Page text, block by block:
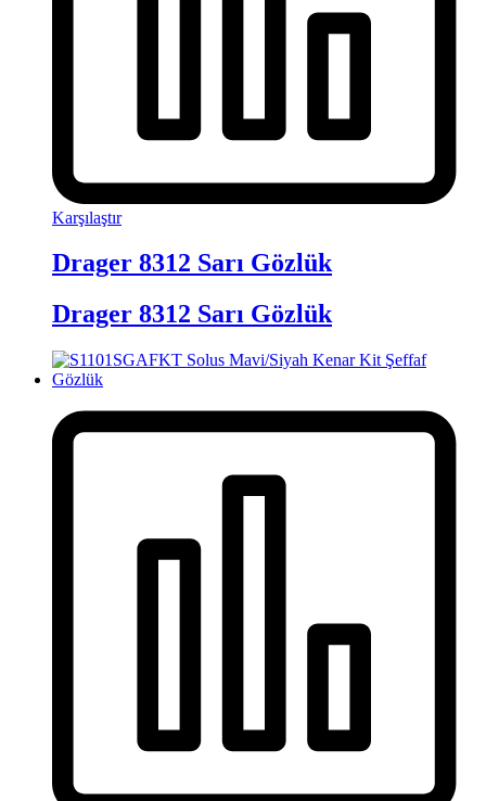
Karşılaştır
Drager 8312 Sarı Gözlük
Drager 8312 Sarı Gözlük